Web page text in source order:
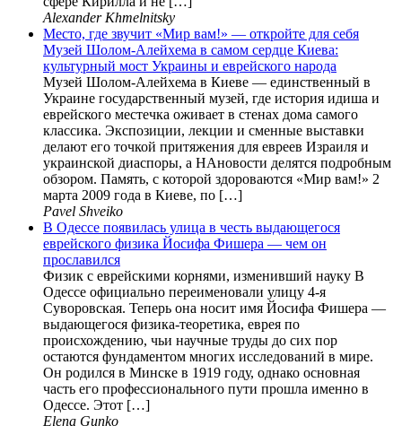
Alexander Khmelnitsky
Место, где звучит «Мир вам!» — откройте для себя
Музей Шолом-Алейхема в самом сердце Киева:
культурный мост Украины и еврейского народа
Музей Шолом-Алейхема в Киеве — единственный в
Украине государственный музей, где история идиша и
еврейского местечка оживает в стенах дома самого
классика. Экспозиции, лекции и сменные выставки
делают его точкой притяжения для евреев Израиля и
украинской диаспоры, а НАновости делятся подробным
обзором. Память, с которой здороваются «Мир вам!» 2
марта 2009 года в Киеве, по […]
Pavel Shveiko
В Одессе появилась улица в честь выдающегося
еврейского физика Йосифа Фишера — чем он
прославился
Физик с еврейскими корнями, изменивший науку В
Одессе официально переименовали улицу 4-я
Суворовская. Теперь она носит имя Йосифа Фишера —
выдающегося физика-теоретика, еврея по
происхождению, чьи научные труды до сих пор
остаются фундаментом многих исследований в мире.
Он родился в Минске в 1919 году, однако основная
часть его профессионального пути прошла именно в
Одессе. Этот […]
Elena Gunko